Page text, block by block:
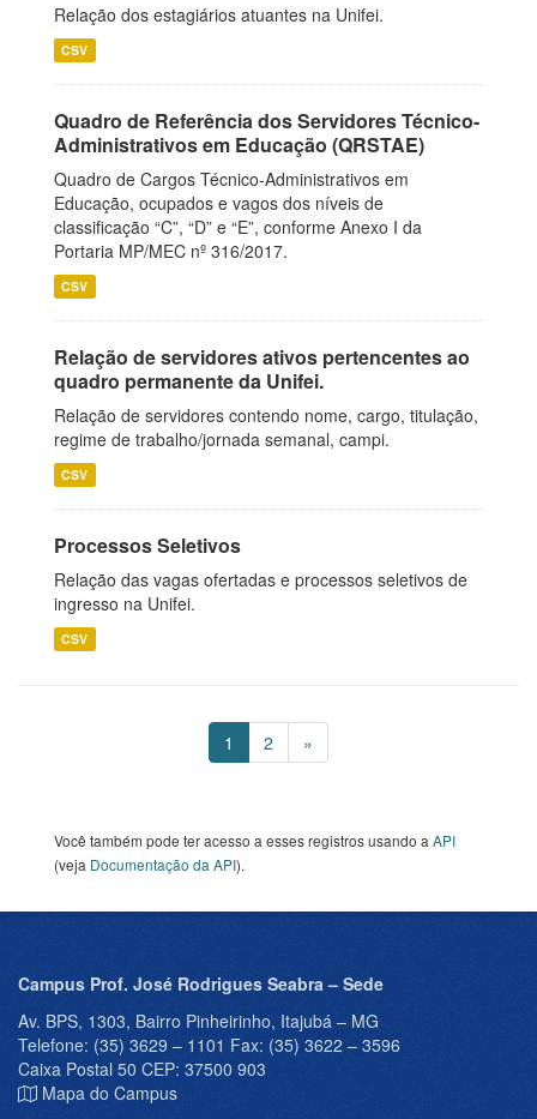
Relação dos estagiários atuantes na Unifei.
CSV
Quadro de Referência dos Servidores Técnico-
Administrativos em Educação (QRSTAE)
Quadro de Cargos Técnico-Administrativos em
Educação, ocupados e vagos dos níveis de
classificação “C”, “D” e “E”, conforme Anexo I da
Portaria MP/MEC nº 316/2017.
CSV
Relação de servidores ativos pertencentes ao
quadro permanente da Unifei.
Relação de servidores contendo nome, cargo, titulação,
regime de trabalho/jornada semanal, campi.
CSV
Processos Seletivos
Relação das vagas ofertadas e processos seletivos de
ingresso na Unifei.
CSV
1 2 »
Você também pode ter acesso a esses registros usando a API
(veja Documentação da API).
Campus Prof. José Rodrigues Seabra – Sede
Av. BPS, 1303, Bairro Pinheirinho, Itajubá – MG
Telefone: (35) 3629 – 1101 Fax: (35) 3622 – 3596
Caixa Postal 50 CEP: 37500 903
Mapa do Campus